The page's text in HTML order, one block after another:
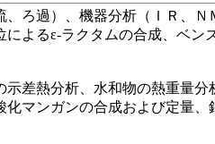
ろ過）、機器分析（ＩＲ、
よるε-ラクタムの合成、ベ
差熱分析、水和物の熱重量
マンガンの合成および定量